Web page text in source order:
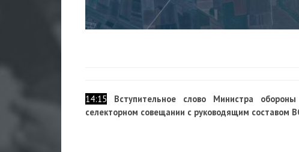
14:15
Вступительное слово Министра
селекторном совещании с руководящим составом